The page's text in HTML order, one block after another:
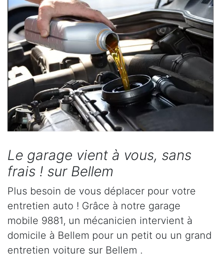
Le garage vient à vous, sans
frais ! sur Bellem
Plus besoin de vous déplacer pour votre
entretien auto ! Grâce à notre garage
mobile 9881, un mécanicien intervient à
domicile à Bellem pour un petit ou un grand
entretien voiture sur Bellem .